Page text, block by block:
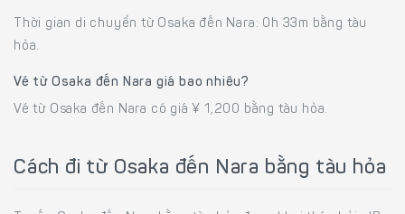
Thời gian di chuyển từ Osaka đến Nara: 0h 33m bằng tàu
hỏa.
Vé từ Osaka đến Nara giá bao nhiêu?
Vé từ Osaka đến Nara có giá ¥ 1,200 bằng tàu hỏa.
Cách đi từ Osaka đến Nara bằng tàu hỏa